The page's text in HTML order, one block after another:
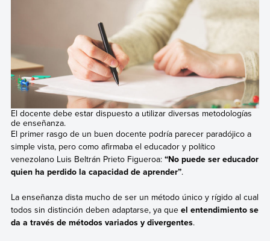
El docente debe estar dispuesto a utilizar diversas metodologías
de enseñanza.
El primer rasgo de un buen docente podría parecer paradójico a
simple vista, pero como afirmaba el educador y político
venezolano Luis Beltrán Prieto Figueroa: “No puede ser educador
quien ha perdido la capacidad de aprender”.
La enseñanza dista mucho de ser un método único y rígido al cual
todos sin distinción deben adaptarse, ya que el entendimiento se
da a través de métodos variados y divergentes.